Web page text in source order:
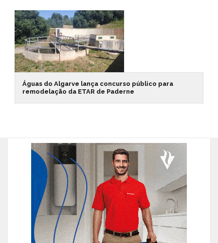
Águas do Algarve lança concurso público para
remodelação da ETAR de Paderne